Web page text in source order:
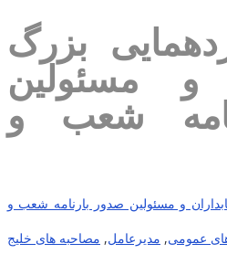
بزرگ
و مسئولین
شعب و
عمومی,مدیرعامل,مصاحبه های خلیج